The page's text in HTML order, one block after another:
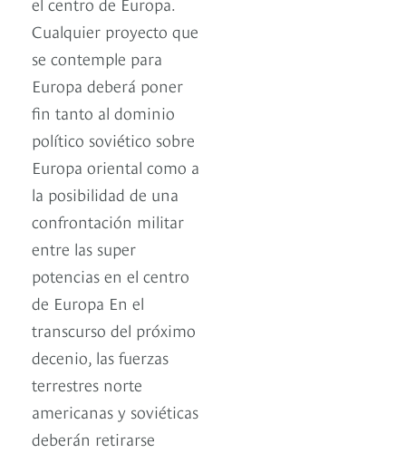
Cualquier proyecto que
se contemple para
Europa deberá poner
fin tanto al dominio
político soviético sobre
Europa oriental como a
la posibilidad de una
confrontación militar
entre las super
potencias en el centro
de Europa En el
transcurso del próximo
decenio, las fuerzas
terrestres norte
americanas y soviéticas
deberán retirarse